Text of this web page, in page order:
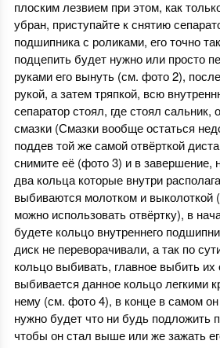
плоским лезвием при этом, как
убран, приступайте к снятию
подшипника с роликами, его точно
подцепить будет нужно или просто
руками его вынуть (см. фото 2),
рукой, а затем тряпкой, всю
сепаратор стоял, где стоял сальник,
смазки (Смазки вообще остаться
поддев той же самой отвёрткой
снимите её (фото 3) и в завершение,
два кольца которые внутри
выбиваются молотком и выколоткой
можно использовать отвёртку), в
будете кольцо внутреннего
диск не переворачивали, а так по
кольцо выбивать, главное выбить их
выбивается данное кольцо легкими
нему (см. фото 4), в конце в самом
нужно будет что ни будь подложить
чтобы он стал выше или же зажать